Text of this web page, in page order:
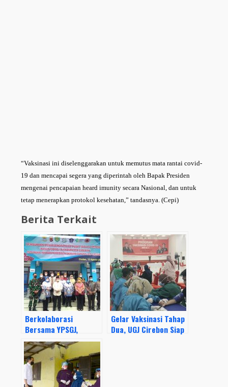
“Vaksinasi ini diselenggarakan untuk memutus mata rantai covid-
19 dan mencapai segera yang diperintah oleh Bapak Presiden
mengenai pencapaian heard imunity secara Nasional, dan untuk
tetap menerapkan protokol kesehatan,” tandasnya. (Cepi)
Berita Terkait
Berkolaborasi
Bersama YPSGJ,
Pemkab Cirebon Miliki
Tempat Isolasi
Mandiri Terpadu
Gelar Vaksinasi Tahap
Dua, UGJ Cirebon Siap